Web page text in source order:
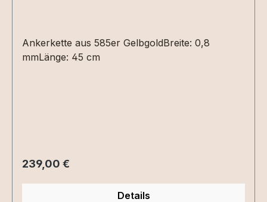
Ankerkette aus 585er GelbgoldBreite: 0,8
mmLänge: 45 cm
Regulärer Preis:
239,00 €
Details